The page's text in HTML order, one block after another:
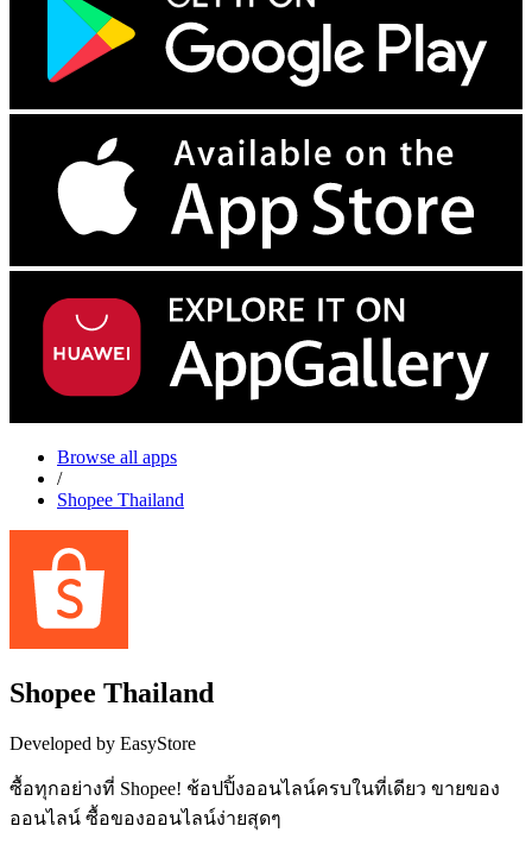
Browse all apps
/
Shopee Thailand
Shopee Thailand
Developed by EasyStore
ซื้อทุกอย่างที่ Shopee! ช้อปปิ้งออนไลน์ครบในที่เดียว ขายของ
ออนไลน์ ซื้อของออนไลน์ง่ายสุดๆ